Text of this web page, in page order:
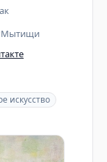
искусство
Мытищи